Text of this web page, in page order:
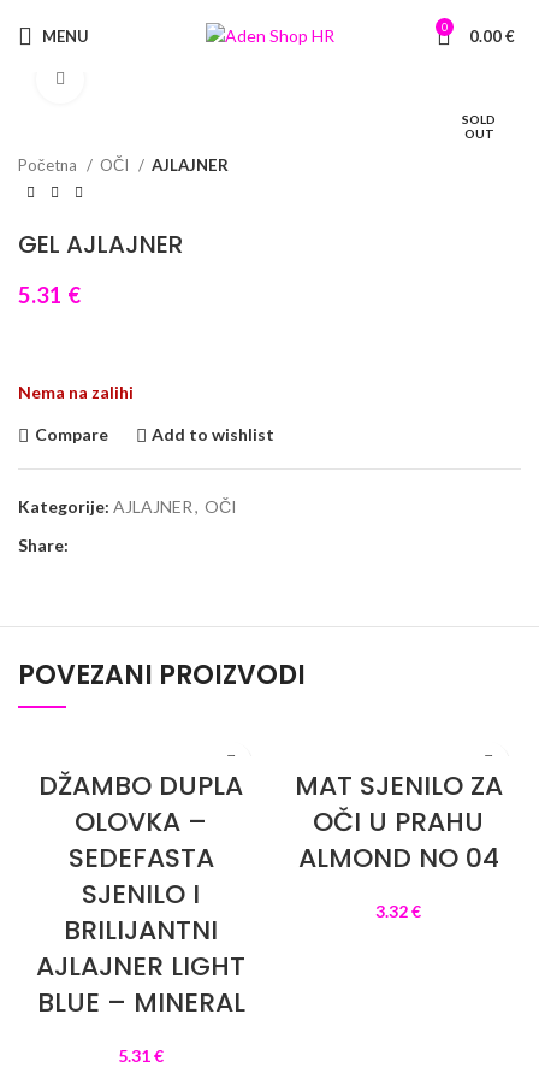
MENU 0 0.00€
SOLD
OUT
Početna OČI AJLAJNER
GEL AJLAJNER
5.31 €
Nema na zalihi
Compare Add to wishlist
Kategorije: AJLAJNER, OČI
Share:
POVEZANI PROIZVODI
DŽAMBO DUPLA
OLOVKA –
SEDEFASTA
SJENILO I
BRILIJANTNI
AJLAJNER LIGHT
BLUE – MINERAL
5.31€
MAT SJENILO ZA
OČI U PRAHU
ALMOND NO 04
3.32€